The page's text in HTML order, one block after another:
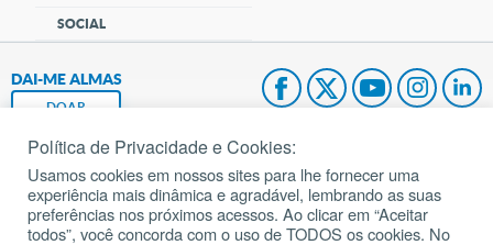
SOCIAL
DAI-ME ALMAS
DOAR
Fundação João Paulo II
Pedido de Oração
Política de Privacidade e Cookies:
Usamos cookies em nossos sites para lhe fornecer uma
experiência mais dinâmica e agradável, lembrando as suas
preferências nos próximos acessos. Ao clicar em “Aceitar
todos”, você concorda com o uso de TODOS os cookies. No